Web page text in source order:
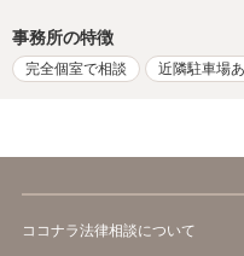
事務所の特徴
完全個室で相談 近隣駐車場
ココナラ法律相談について